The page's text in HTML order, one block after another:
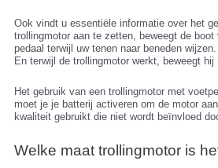
Ook vindt u essentiële informatie over het
trollingmotor aan te zetten, beweegt de
pedaal terwijl uw tenen naar beneden
En terwijl de trollingmotor werkt, beweegt
Het gebruik van een trollingmotor met
moet je je batterij activeren om de motor
kwaliteit gebruikt die niet wordt beïnvloed
Welke maat trollingmotor is